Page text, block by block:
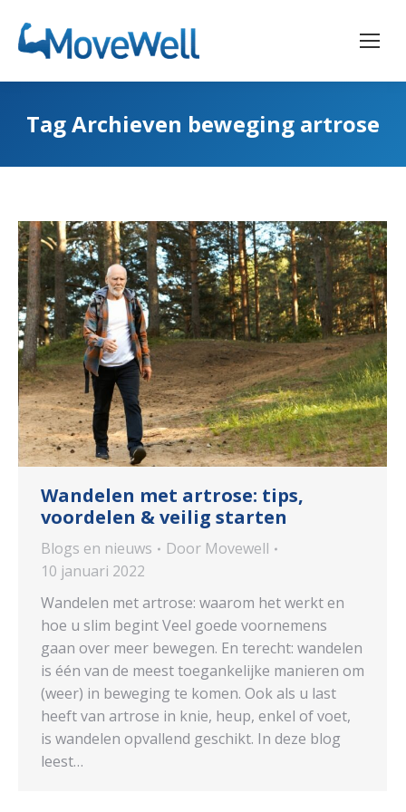
Tag Archieven beweging artrose
Wandelen met artrose: tips,
voordelen & veilig starten
Blogs en nieuws Door Movewell
10 januari 2022
Wandelen met artrose: waarom het werkt en
hoe u slim begint Veel goede voornemens
gaan over meer bewegen. En terecht: wandelen
is één van de meest toegankelijke manieren om
(weer) in beweging te komen. Ook als u last
heeft van artrose in knie, heup, enkel of voet,
is wandelen opvallend geschikt. In deze blog
leest…